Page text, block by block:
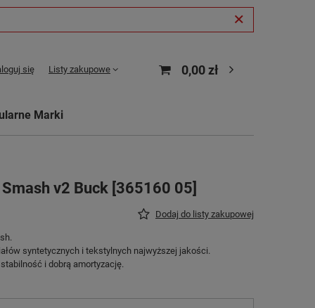
się Listy zakupowe 0,00 zł
Marki
v2 Buck [365160 05]
Dodaj do listy zakupowej
syntetycznych i tekstylnych najwyższej jakości.
i dobrą amortyzację.